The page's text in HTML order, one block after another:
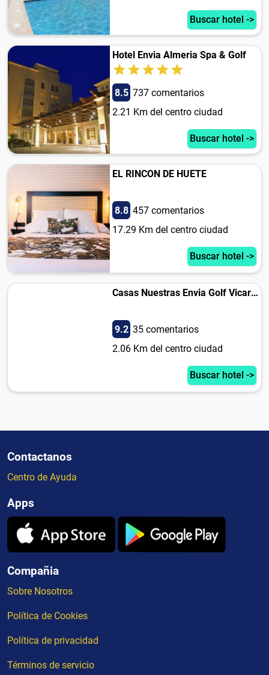
Buscar hotel ->
Hotel Envia Almeria Spa & Golf
8.5 737 comentarios
2.21 Km del centro ciudad
Buscar hotel ->
EL RINCON DE HUETE
8.8 457 comentarios
17.29 Km del centro ciudad
Buscar hotel ->
Casas Nuestras Envia Golf Vicar II
9.2 35 comentarios
2.06 Km del centro ciudad
Buscar hotel ->
Contactanos
Centro de Ayuda
Apps
Compañia
Sobre Nosotros
Política de Cookies
Política de privacidad
Términos de servicio